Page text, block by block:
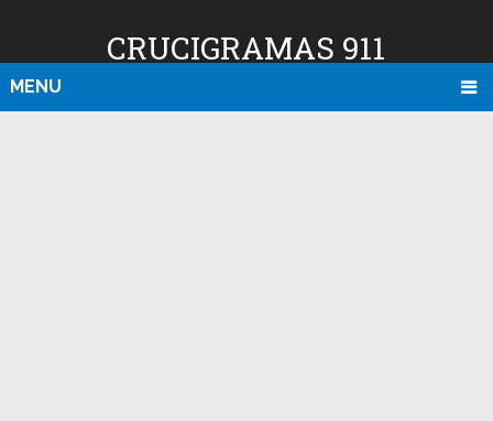
CRUCIGRAMAS 911
MENU